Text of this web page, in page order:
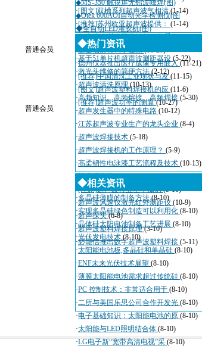
普通会员
普通会员
◆MS-350 触摸屏无铅波峰焊(图)
◆Otek 600AOI自动光学检测仪(图
◆全自动LED灌胶机(图)
·[图文]双槽系列超声波气相清(1-14)
·[推荐]苏州欧亚超声波提供： (1-14)
超声波诊断仪国际招标10月看
·适量辐射有利于健康(11-20)
·德州仪器推出医疗成像专用嵌入 (11-21)
·[推荐]中国清洗工业现状与发(11-15)
·[图文]超声波塑料焊接机的应 (11-6)
·[推荐]超声波功率的测算(10-27)
◆热门资讯
·基于51单片机超声波测距器设 (5-22)
·激光头维修的简便方法(2-12)
·超声波清洗原理(10-13)
·高频知识、高频熔接、高频焊接 (5-30)
·超声发生器中的特殊电路 (10-12)
·江苏超声波专业生产的龙头企业 (8-4)
·超声波焊接技术 (5-18)
·超声波焊接机的工作原理？ (5-9)
·高柔韧性电泳漆工艺流程及技术 (10-13)
技术规格书
(4-3)
·[注意]超声波行业基本知识(5-16)
·超声波风速仪激光红外测距仪 (10-9)
·超声探头(6-8)
·超声波塑料焊接原理(3-10)
·必能信推出数字超声波塑料焊接 (5-11)
◆相关资讯
·多晶硅薄膜的制备方法(8-10)
·实现多晶硅绿色制造可以利用化 (8-10)
·晶体硅太阳电池制备工艺进展 (8-10)
·光伏发电技术(8-10)
·太阳能电池板,多晶硅和单晶硅 (8-10)
·ENF未来光伏技术展望 (8-10)
·薄膜太阳能电池需求超过传统硅 (8-10)
·PC 控制技术：非常适合用于 (8-10)
·二所与美国乐思公司合作开发光 (8-10)
·电子基础知识：太阳能电池的原 (8-10)
·太阳能与LED照明结合体 (8-10)
·LG电子新“宽带高清电视”采 (8-10)